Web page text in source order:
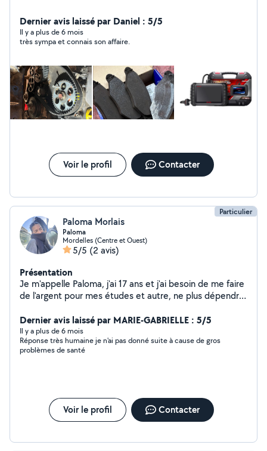
Dernier avis laissé par Daniel : 5/5
Il y a plus de 6 mois
très sympa et connais son affaire.
Voir le profil Contacter
Particulier
Paloma Morlais
Paloma
Mordelles (Centre et Ouest)
5/5 (2 avis)
Présentation
Je m'appelle Paloma, j'ai 17 ans et j'ai besoin de me faire
de l'argent pour mes études et autre, ne plus dépendre
frères et sœurs je sais m'y faire, du menage et autre. Je
suis quelqu'un d'organisée.
Dernier avis laissé par MARIE-GABRIELLE : 5/5
Il y a plus de 6 mois
Réponse très humaine je n'ai pas donné suite à cause de gros
problèmes de santé
Voir le profil Contacter